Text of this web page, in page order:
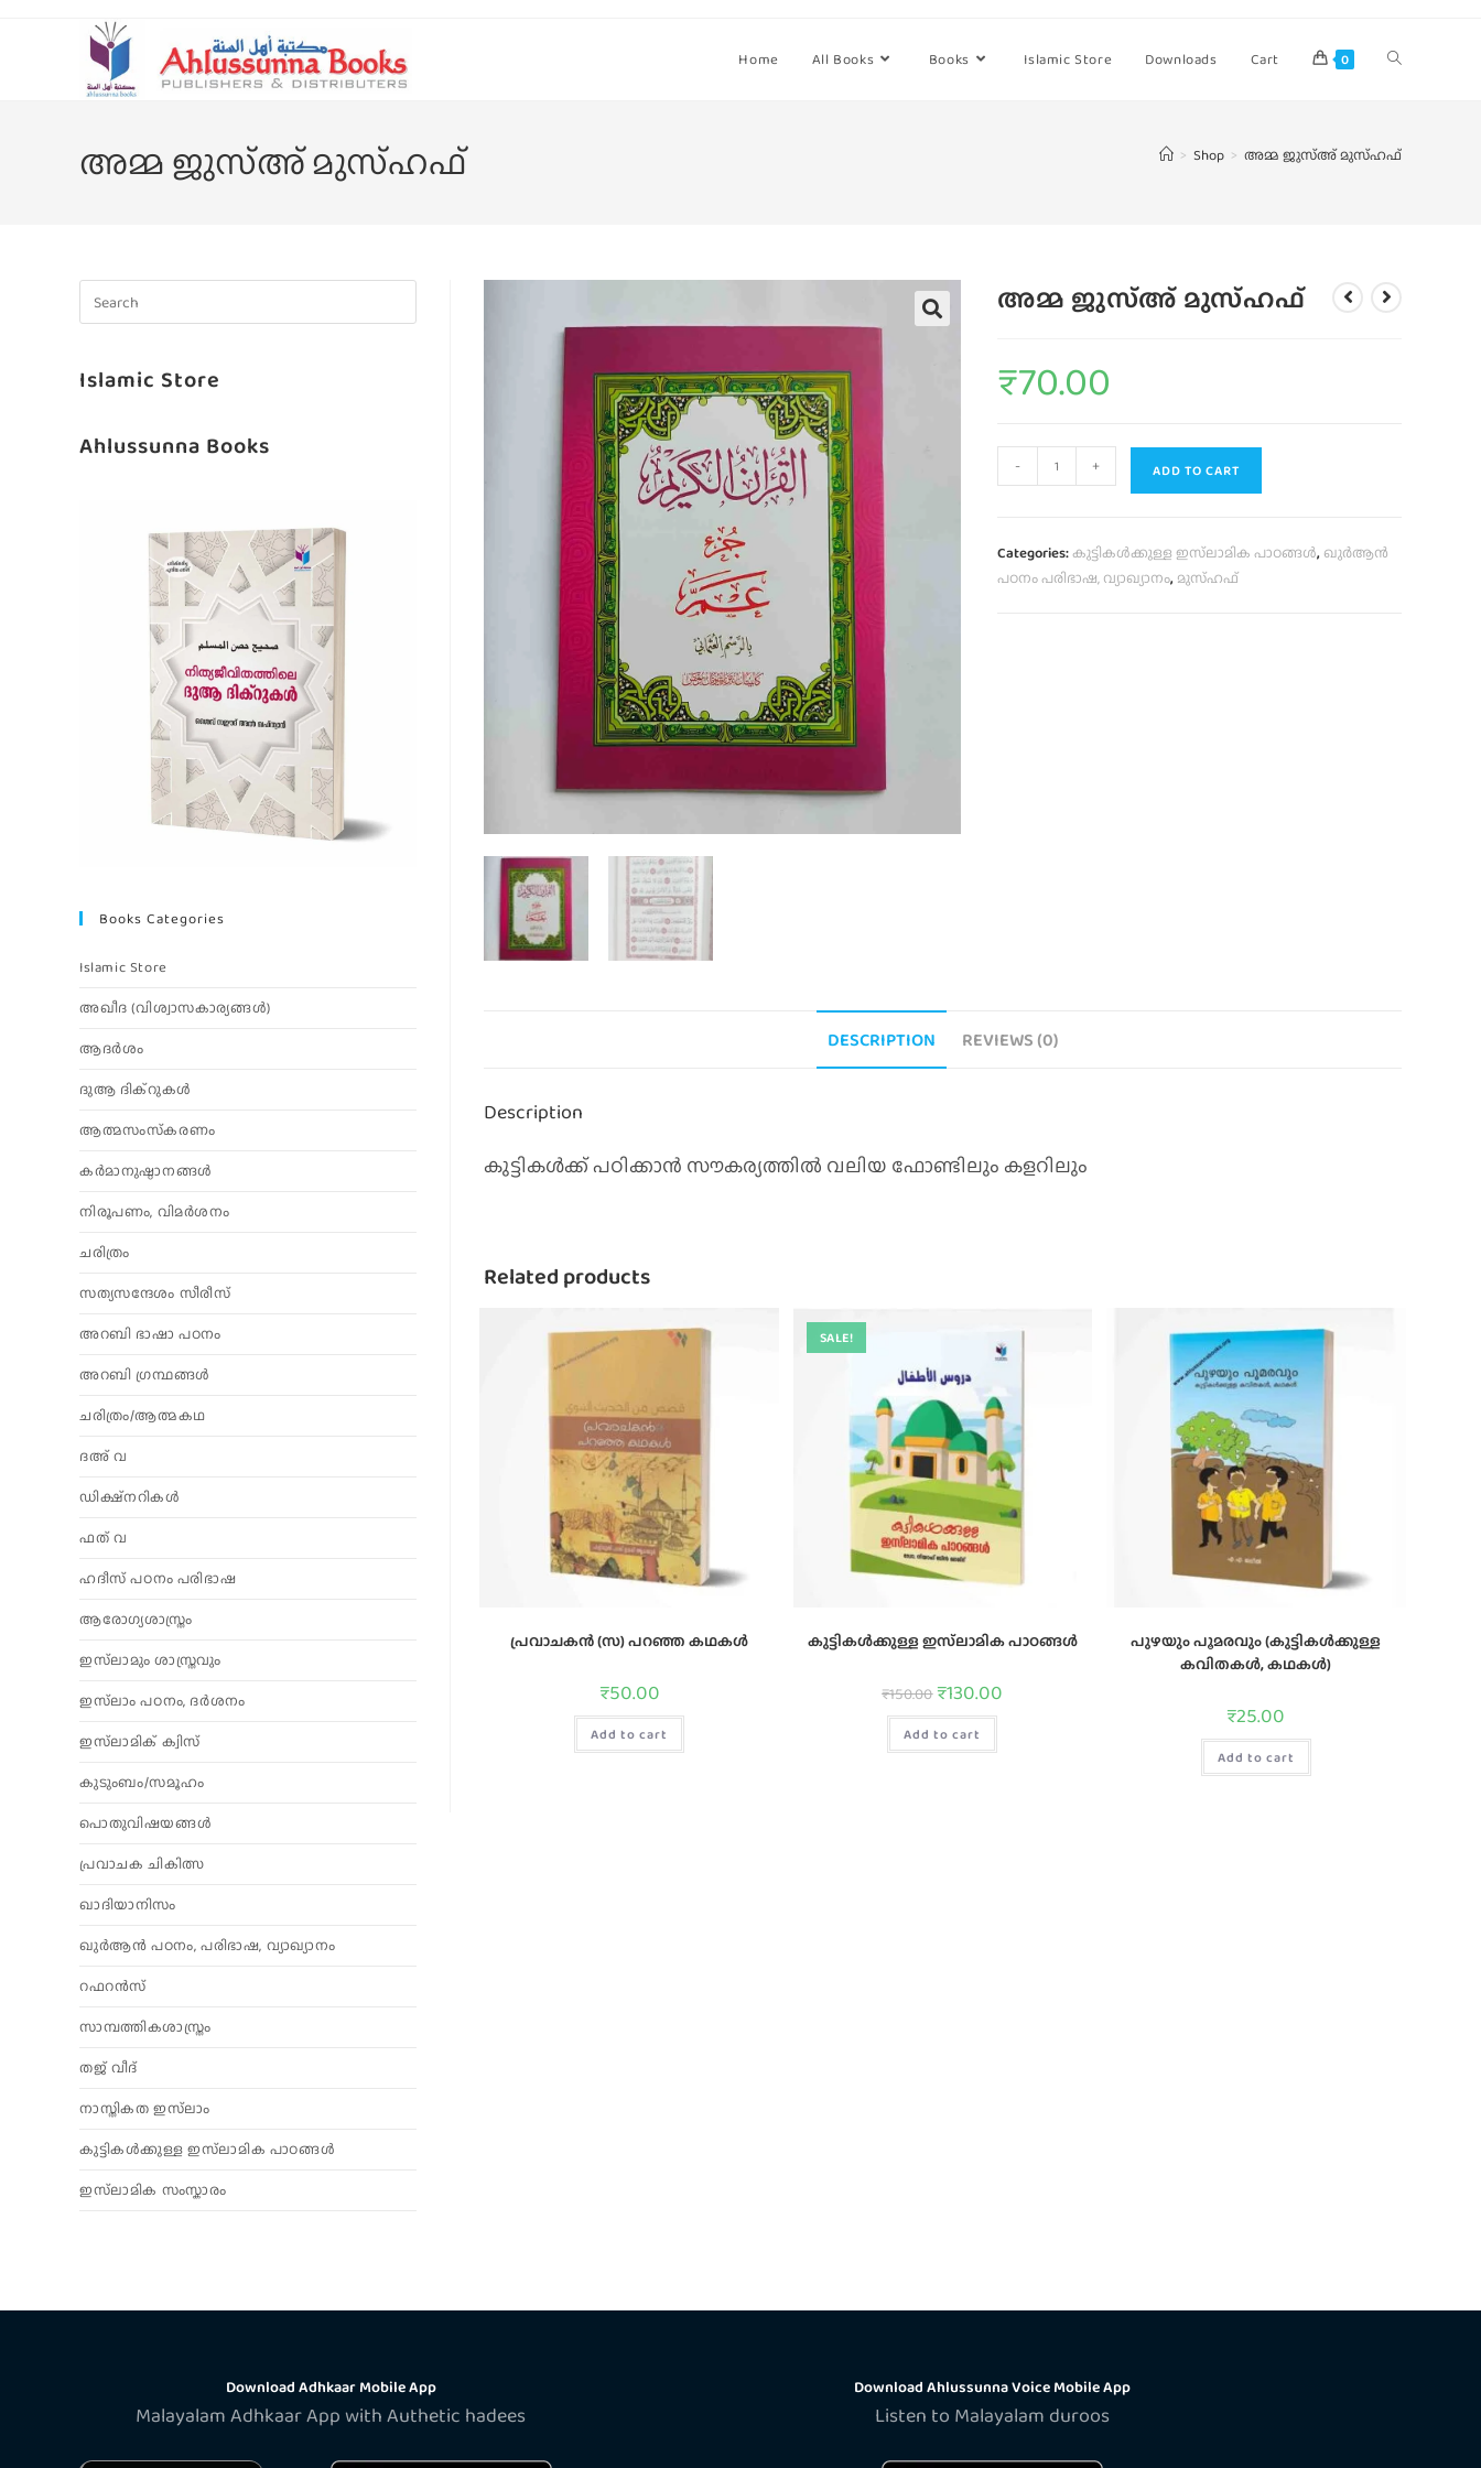
Home All Books Books Islamic Store Downloads Cart 0
അമ്മ ജുസ്അ് മുസ്ഹഫ് > Shop > അമ്മ ജുസ്അ് മുസ്ഹഫ്
അമ്മ ജുസ്അ് മുസ്ഹഫ്
₹70.00
- + ADD TO CART
Categories:കുട്ടികൾക്കുള്ള ഇസ്‌ലാമിക പാഠങ്ങൾ, ഖുർആൻ
പഠനം പരിഭാഷ, വ്യാഖ്യാനം, മുസ്ഹഫ്
DESCRIPTION REVIEWS (0)
Description
കുട്ടികൾക്ക് പഠിക്കാൻ സൗകര്യത്തിൽ വലിയ ഫോണ്ടിലും കളറിലും
Related products
പ്രവാചകൻ (സ) പറഞ്ഞ കഥകൾ
₹50.00
Add to cart
SALE!
കുട്ടികൾക്കുള്ള ഇസ്‌ലാമിക പാഠങ്ങള്‍
₹150.00 ₹130.00
Add to cart
പുഴയും പൂമരവും (കുട്ടികൾക്കുള്ള
കവിതകൾ, കഥകൾ)
₹25.00
Add to cart
Islamic Store
Ahlussunna Books
Books Categories
Islamic Store
അഖീദ (വിശ്വാസകാര്യങ്ങള്‍)
ആദര്‍ശം
ദുആ ദിക്റുകൾ
ആത്മസംസ്‌കരണം
കര്‍മാനുഷ്ഠാനങ്ങള്‍
നിരൂപണം, വിമര്‍ശനം
ചരിത്രം
സത്യസന്ദേശം സീരീസ്
അറബി ഭാഷാ പഠനം
അറബി ഗ്രന്ഥങ്ങൾ
ചരിത്രം/ആത്മകഥ
ദഅ് വ
ഡിക്ഷ്നറികൾ
ഫത് വ
ഹദീസ് പഠനം പരിഭാഷ
ആരോഗ്യശാസ്ത്രം
ഇസ്‌ലാമും ശാസ്ത്രവും
ഇസ്‌ലാം പഠനം, ദർശനം
ഇസ്‌ലാമിക് ക്വിസ്
കുടുംബം/സമൂഹം
പൊതുവിഷയങ്ങൾ
പ്രവാചക ചികിത്സ
ഖാദിയാനിസം
ഖുർആൻ പഠനം, പരിഭാഷ, വ്യാഖ്യാനം
റഫറൻസ്
സാമ്പത്തികശാസ്ത്രം
തജ് വീദ്
നാസ്തികത ഇസ്‌ലാം
കുട്ടികൾക്കുള്ള ഇസ്‌ലാമിക പാഠങ്ങൾ
ഇസ്‌ലാമിക സംസ്കാരം
Download Adhkaar Mobile App
Malayalam Adhkaar App with Authetic hadees
Download Ahlussunna Voice Mobile App
Listen to Malayalam duroos